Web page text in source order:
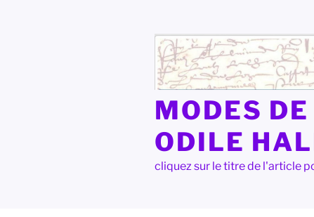
MODES
ODILE
cliquez sur le titre de l'article